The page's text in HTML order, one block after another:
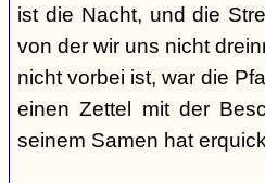
ist die Nacht, und die
von der wir uns nicht
nicht vorbei ist, war die
einen Zettel mit der
seinem Samen hat